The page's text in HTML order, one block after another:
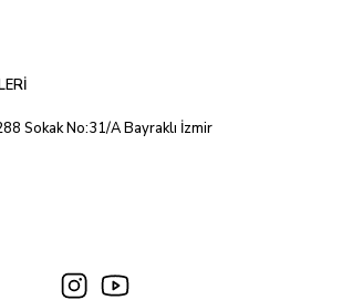
Sokak No:31/A Bayraklı İzmir